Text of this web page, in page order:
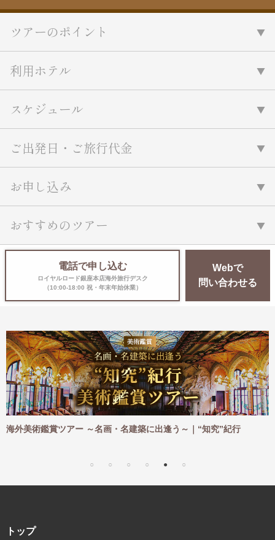
ラ・プルミエール（エールフランス
ツアーのポイント
利用ホテル
スケジュール
ご出発日・ご旅行代金
お申し込み
おすすめのツアー
電話で申し込む
ロイヤルロード銀座本店海外旅行デスク
（10:00-18:00 祝・年末年始休業）
Webで
問い合わせる
建築に出逢う～｜“知究”紀行
海外ハイキングツアー ～憧れ
トップ